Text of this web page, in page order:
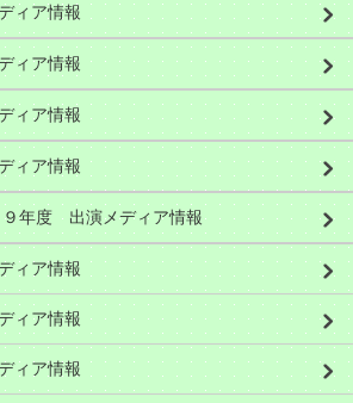
ィア情報
ィア情報
ィア情報
ィア情報
演メディア情報
ィア情報
ィア情報
ィア情報